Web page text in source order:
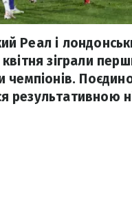
Реал і
квітня зіграли
чемпіонів.
результативною